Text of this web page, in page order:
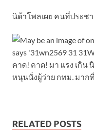
นิด้าโพลเผย คนที่ประช
RELATED POSTS